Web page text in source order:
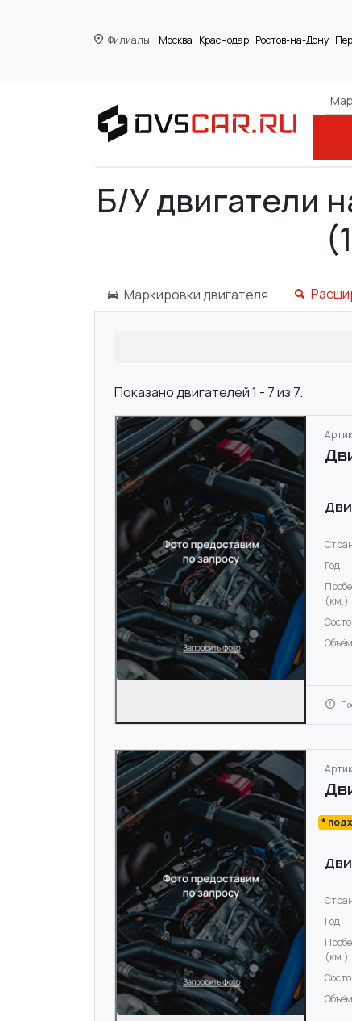
Филиалы: Москва Краснодар Ростов-на-Дону
Главная
Б/У двигатели
Маркировки двигателя
Показано двигателей 1 - 7 из 7.
Год
(км.)
Объём
*
Год
(км.)
Объём